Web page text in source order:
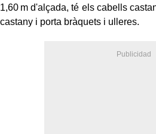
1,60 m d'alçada, té els cabells
castany i porta bràquets i ulleres.